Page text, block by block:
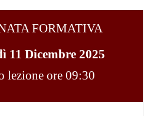
FORMATIVA
11 Dicembre 2025
lezione ore 09:30